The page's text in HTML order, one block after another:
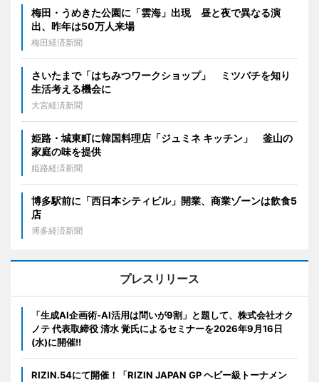
梅田・うめきた公園に「雲海」出現 昼と夜で異なる演
出、昨年は50万人来場
梅田経済新聞
さいたまで「はちみつワークショップ」 ミツバチを知り
生活考える機会に
大宮経済新聞
姫路・城東町に韓国料理店「ジュミネ キッチン」 釜山の
家庭の味を提供
姫路経済新聞
博多駅前に「西日本シティビル」開業、商業ゾーンは飲食5
店
博多経済新聞
プレスリリース
「生成AI企画術-AI活用は問いが9割」と題して、株式会社オク
ノテ 代表取締役 清水 覚氏によるセミナーを2026年9月16日
(水)に開催!!
RIZIN.54にて開催！「RIZIN JAPAN GP ヘビー級トーナメン